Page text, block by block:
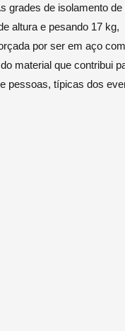
grades de isolamento
altura e pesando 17 kg,
por ser em aço
material que contribui
pessoas, típicas dos